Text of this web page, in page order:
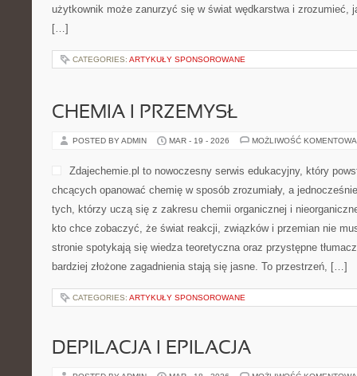
użytkownik może zanurzyć się w świat wędkarstwa i zrozumieć,
[…]
CATEGORIES: ARTYKUŁY SPONSOROWANE
CHEMIA I PRZEMYSŁ
POSTED BY ADMIN MAR - 19 - 2026 MOŻLIWOŚĆ
Zdajechemie.pl to nowoczesny serwis edukacyjny, który
chcących opanować chemię w sposób zrozumiały, a
tych, którzy uczą się z zakresu chemii organicznej i
kto chce zobaczyć, że świat reakcji, związków i przemian nie
stronie spotykają się wiedza teoretyczna oraz przystępne
bardziej złożone zagadnienia stają się jasne. To przestrzeń, […]
CATEGORIES: ARTYKUŁY SPONSOROWANE
DEPILACJA I EPILACJA